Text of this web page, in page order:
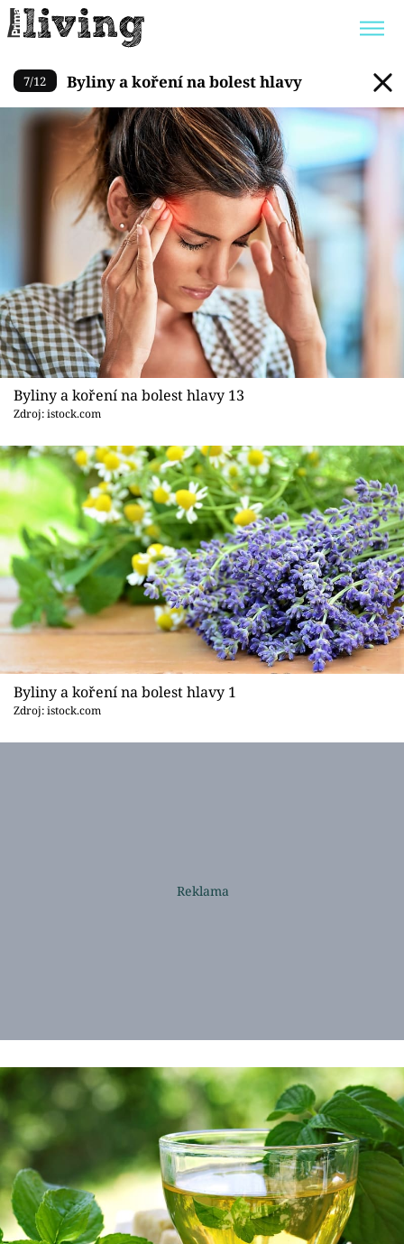
Trendy: JAK UŠETŘIT
POKOJOVÉ KVĚTINY
BYDLENÍ SLAVNÝCH
ZAHRADA
Témata
Bydlení
Zahrada
Design
Sledujte prima+
Přihlášení
Sledujte nás
Byliny a koření na bolest
7/12 Byliny a koření na bolest hlavy
Byliny a koření na bolest hlavy 13
Zdroj: istock.com
Byliny a koření na bolest hlavy 1
Zdroj: istock.com